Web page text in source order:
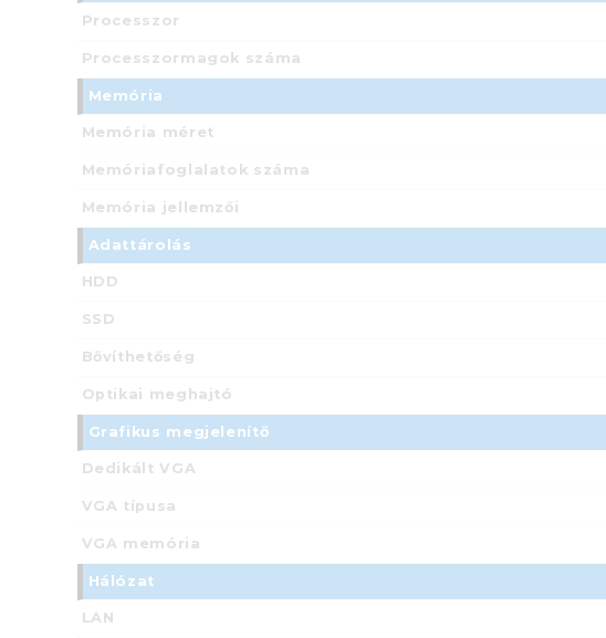
Processzor
Processzormagok száma
Memória
Memória méret
Memóriafoglalatok száma
Memória jellemzői
Adattárolás
HDD
SSD
Bővíthetőség
Optikai meghajtó
Grafikus megjelenítő
Dedikált VGA
VGA típusa
VGA memória
Hálózat
LAN